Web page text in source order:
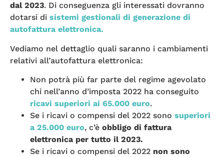
dal 2023. Di conseguenza gli interessati dovranno
dotarsi di sistemi gestionali di generazione di
autofattura elettronica.
Vediamo nel dettaglio quali saranno i cambiamenti
relativi all’autofattura elettronica:
Non potrà più far parte del regime agevolato
chi nell’anno d’imposta 2022 ha conseguito
ricavi superiori ai 65.000 euro.
Se i ricavi o compensi del 2022 sono superiori
a 25.000 euro, c’è obbligo di fattura
elettronica per tutto il 2023.
Se i ricavi o compensi del 2022 non sono